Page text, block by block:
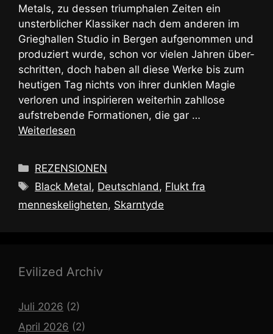
Metals, zu dessen triumphalen Zeiten ein
unsterblicher Klassiker nach dem anderen im
Grieghallen Studio in Bergen aufgenommen und
produziert wurde, schon vor vielen Jahren über-
schritten, doch haben all diese Werke bis zum
heutigen Tag nichts von ihrer dunklen Magie
verloren und inspirieren weiterhin zahllose
aufstrebende Formationen, die gar …
Weiterlesen
Kategorien
REZENSIONEN
Schlagwörter
Black Metal, Deutschland, Flukt fra
menneskeligheten, Skarntyde
Evilized Archiv
Juli 2026 (2)
April 2026 (2)